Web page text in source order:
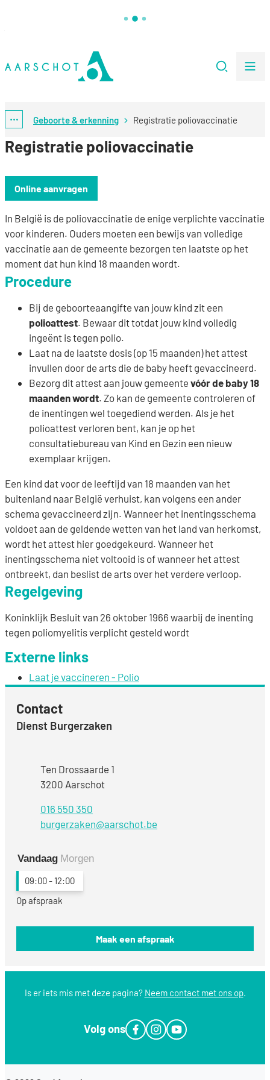
Zoeken
Toon alle broodkruimel items
Geboorte & erkenning Registratie poliovaccinatie
Registratie poliovaccinatie
Online aanvragen
In België is de poliovaccinatie de enige verplichte vaccinatie
voor kinderen. Ouders moeten een bewijs van volledige
vaccinatie aan de gemeente bezorgen ten laatste op het
moment dat hun kind 18 maanden wordt.
Procedure
Bij de geboorteaangifte van jouw kind zit een
polioattest. Bewaar dit totdat jouw kind volledig
ingeënt is tegen polio.
Laat na de laatste dosis (op 15 maanden) het attest
invullen door de arts die de baby heeft gevaccineerd.
Bezorg dit attest aan jouw gemeente vóór de baby 18
maanden wordt. Zo kan de gemeente controleren of
de inentingen wel toegediend werden. Als je het
polioattest verloren bent, kan je op het
consultatiebureau van Kind en Gezin een nieuw
exemplaar krijgen.
Een kind dat voor de leeftijd van 18 maanden van het
buitenland naar België verhuist, kan volgens een ander
schema gevaccineerd zijn. Wanneer het inentingsschema
voldoet aan de geldende wetten van het land van herkomst,
wordt het attest hier goedgekeurd. Wanneer het
inentingsschema niet voltooid is of wanneer het attest
ontbreekt, dan beslist de arts over het verdere verloop.
Regelgeving
Koninklijk Besluit van 26 oktober 1966 waarbij de inenting
tegen poliomyelitis verplicht gesteld wordt
Externe links
Laat je vaccineren - Polio
Contact
Dienst Burgerzaken
AdresTen Drossaarde 1
,3200 Aarschot
016 550 350
E-mailburgerzaken@aarschot.be
Vandaag Morgen
09:00- 12:00
Op afspraak
Maak een afspraak
Is er iets mis met deze pagina? Neem contact met ons op.
Volg ons
Facebook
Instagram
YouTube